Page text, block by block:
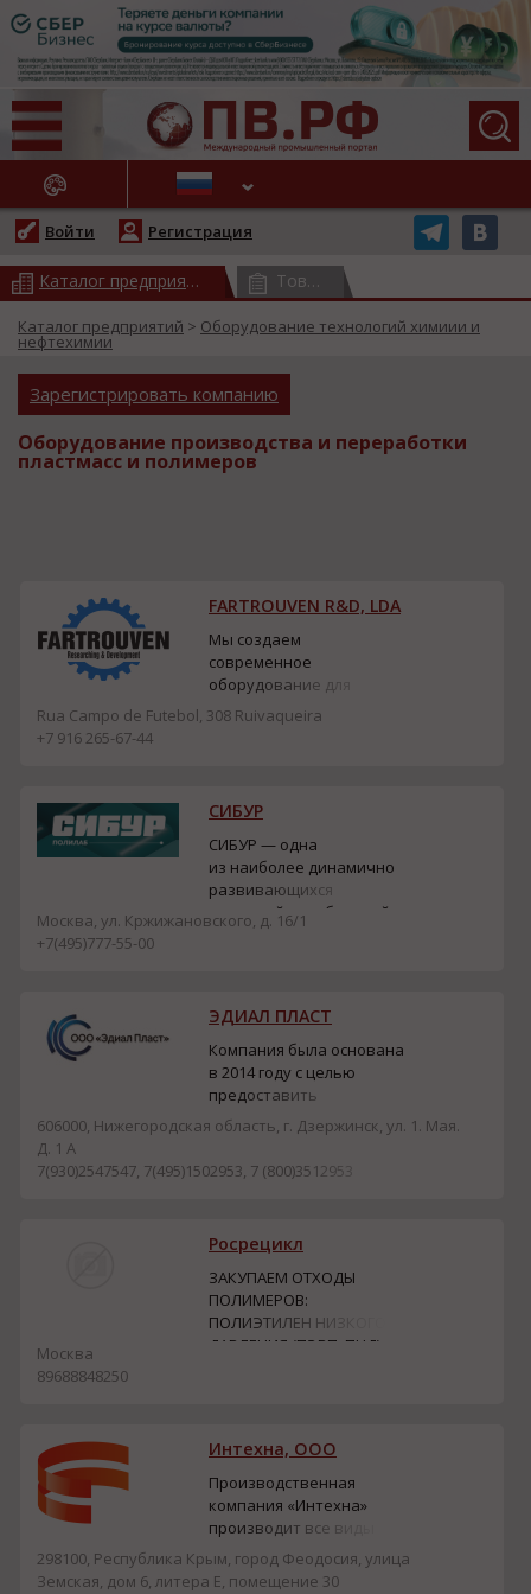
НОВОСТИ
Войти Регистрация
Каталог предприятий (всего 17580)
Товарный каталог
Каталог предприятий > Оборудование технологий химиии и
нефтехимии
Зарегистрировать компанию
Оборудование производства и переработки
пластмасс и полимеров
FARTROUVEN R&D, LDA
Мы создаем
современное
оборудование для
производства
многослойных и
встречу интересам
наших заказчиков и
создаем оборудование
различной сложности, от
простого оборудования
до высокотехнологичных
Rua Campo de Futebol, 308 Ruivaqueira
+7 916 265-67-44
СИБУР
СИБУР — одна
из наиболее динамично
развивающихся
компаний в глобальной
нефтехимии.
и используем передовые
технологии для создания
новых возможностей,
инвестируем
в социальную
инфраструктуру,
людей...
Москва, ул. Кржижановского, д. 16/1
+7(495)777-55-00
ЭДИАЛ ПЛАСТ
Компания была основана
в 2014 году с целью
предоставить
инновационное
решение в сфере
переработки полимеров.
Наша миссия, создавать
жизнь наших клиетнам и
способствуют их успеху.
Гарантируем качество
продукции при
длительных сро...
606000, Нижегородская область, г. Дзержинск, ул. 1. Мая.
Д. 1 А
7(930)2547547, 7(495)1502953, 7 (800)3512953
Росрецикл
ЗАКУПАЕМ ОТХОДЫ
ПОЛИМЕРОВ:
ПОЛИЭТИЛЕН НИЗКОГО
ДАВЛЕНИЯ (ПЭВП, ПНД),
ПСОН, ПСМ, ПСВ, БОПС),
ПОЛИСТИРОЛ
УДАРОПРОЧНЫЙ (HIPS,
УПМ, УПС),
ПЛАСТИК (ABS),
Москва
89688848250
Интехна, ООО
Производственная
компания «Интехна»
производит все виды
промышленных
нагревателей для
298100, Республика Крым, город Феодосия, улица
Земская, дом 6, литера Е, помещение 30